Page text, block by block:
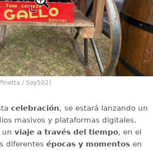
/ Soy502)
celebración, se estará lanzando un
masivos y plataformas digitales.
un viaje a través del tiempo, en el
diferentes épocas y momentosen